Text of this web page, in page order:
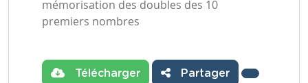
mémorisation des doubles des 10
premiers nombres
Télécharger Partager